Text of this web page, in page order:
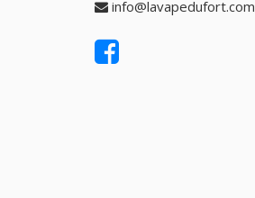
info@lavapedufort.com